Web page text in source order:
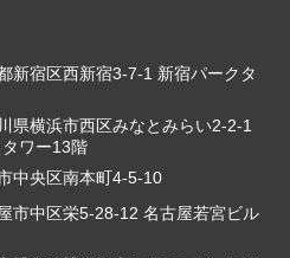
新宿区西新宿3-7-1 新宿パークタ
県横浜市西区みなとみらい2-2-1
ワー13階
中央区南本町4-5-10
市中区栄5-28-12 名古屋若宮ビル